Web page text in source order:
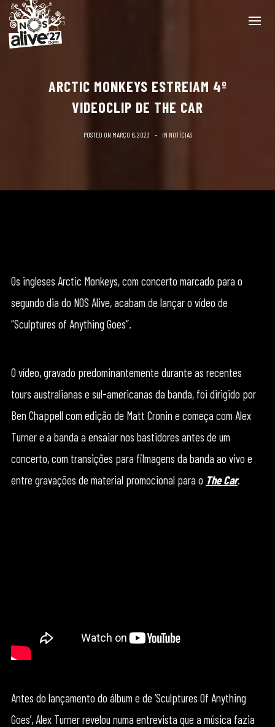
ARCTIC MONKEYS ESTREIAM 4º
VIDEOCLIP DE THE CAR
POSTED ON MARÇO 6, 2023 IN NOTÍCIAS
Os ingleses Arctic Monkeys, com concerto marcado para o
segundo dia do NOS Alive, acabam de lançar o vídeo de
“Sculptures of Anything Goes”.
O vídeo, gravado predominantemente durante as recentes
tours australianas e sul-americanas da banda, foi dirigido por
Ben Chappell com edição de Matt Cronin e começa com Alex
Turner e a banda a ensaiar nos bastidores antes de um
concerto, com transições para filmagens da banda ao vivo e
entre gravações de material promocional para o The Car.
Antes do lançamento do álbum e de ‘Sculptures Of Anything
Goes’, Alex Turner revelou numa entrevista que a música fazia